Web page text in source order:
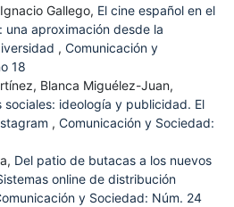
Gallego, El cine español en el
aproximación desde la
, Comunicación y
18
Blanca Miguélez-Juan,
sociales: ideología y publicidad. El
, Comunicación y Sociedad:
Del patio de butacas a los nuevos
online de distribución
y Sociedad: Núm. 24